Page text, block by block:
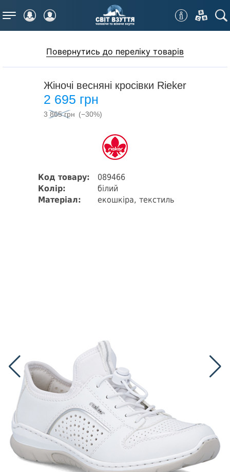
Меню
Повернутись до переліку товарів
Жіночі весняні кросівки Rieker
2 695 грн
3 865 грн (−30%)
Код товару:
089466
Колір:
білий
Матеріал:
екошкіра, текстиль